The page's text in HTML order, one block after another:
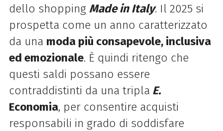
dello shopping Made in Italy. Il 2025 si
prospetta come un anno caratterizzato
da una moda più consapevole, inclusiva
ed emozionale. È quindi ritengo che
questi saldi possano essere
contraddistinti da una tripla E.
Economia, per consentire acquisti
responsabili in grado di soddisfare